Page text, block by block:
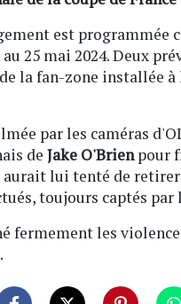
est programmée
25 mai 2024. Deux
la fan-zone installée
par les caméras
de Jake O'Brienpour
aurait lui tenté de
toujours captés par
fermement les